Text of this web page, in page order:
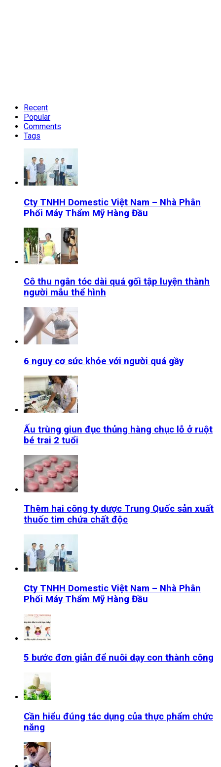
Recent
Popular
Comments
Tags
Cty TNHH Domestic Việt Nam – Nhà Phân
Phối Máy Thẩm Mỹ Hàng Đầu
Cô thu ngân tóc dài quá gối tập luyện thành
người mẫu thể hình
6 nguy cơ sức khỏe với người quá gầy
Ấu trùng giun đục thủng hàng chục lỗ ở ruột
bé trai 2 tuổi
Thêm hai công ty dược Trung Quốc sản xuất
thuốc tim chứa chất độc
Cty TNHH Domestic Việt Nam – Nhà Phân
Phối Máy Thẩm Mỹ Hàng Đầu
5 bước đơn giản để nuôi dạy con thành công
Cần hiểu đúng tác dụng của thực phẩm chức
năng